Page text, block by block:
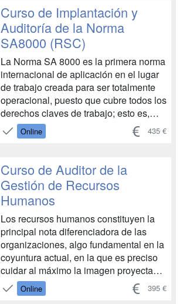
evaluación, la ...
Curso de Implantación y
Auditoría de la Norma
SA8000 (RSC)
La Norma SA 8000 es la primera norma
internacional de aplicación en el lugar
de trabajo creada para ser totalmente
operacional, puesto que cubre todos los
derechos claves de trabajo; esto es,
regula la responsabilidad social interna
de la organizaciones y certifica el
independientes acreditado...
Online 435 €
Curso de Auditor de la
Gestión de Recursos
Humanos
Los recursos humanos constituyen la
principal nota diferenciadora de las
organizaciones, algo fundamental en la
coyuntura actual, en la que es preciso
cuidar al máximo la imagen proyectada,
puesto que esta redundará tanto
cuantitativa como cualitativamente
Online 395 €